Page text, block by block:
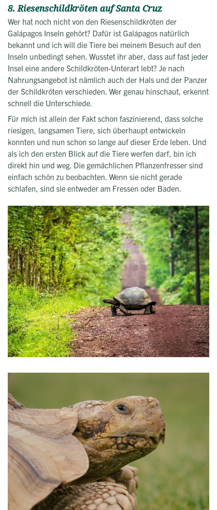
8. Riesenschildkröten auf Santa Cruz
Wer hat noch nicht von den Riesenschildkröten der
Galápagos Inseln gehört? Dafür ist Galápagos natürlich
bekannt und ich will die Tiere bei meinem Besuch auf den
Inseln unbedingt sehen. Wusstet ihr aber, dass auf fast jeder
Insel eine andere Schildkröten-Unterart lebt? Je nach
Nahrungsangebot ist nämlich auch der Hals und der Panzer
der Schildkröten verschieden. Wer genau hinschaut, erkennt
schnell die Unterschiede.
Für mich ist allein der Fakt schon faszinierend, dass solche
riesigen, langsamen Tiere, sich überhaupt entwickeln
konnten und nun schon so lange auf dieser Erde leben. Und
als ich den ersten Blick auf die Tiere werfen darf, bin ich
direkt hin und weg. Die gemächlichen Pflanzenfresser sind
einfach schön zu beobachten. Wenn sie nicht gerade
schlafen, sind sie entweder am Fressen oder Baden.